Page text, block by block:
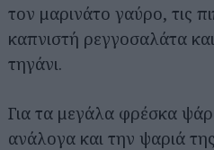
τον μαρινάτο γαύρο, τις
καπνιστή ρεγγοσαλάτα
τηγάνι.
Για τα μεγάλα φρέσκα
ανάλογα και την ψαριά